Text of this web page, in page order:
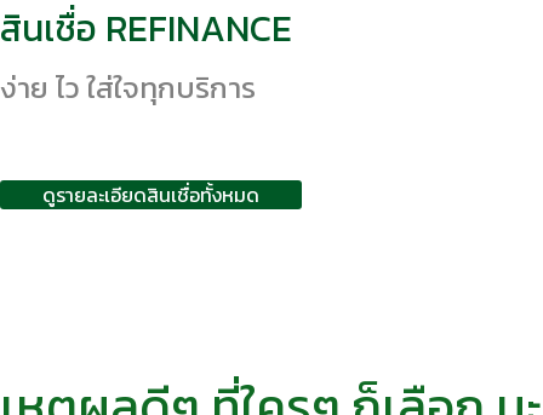
สินเชื่อ REFINANCE
ง่าย ไว ใส่ใจทุกบริการ
ดูรายละเอียดสินเชื่อทั้งหมด